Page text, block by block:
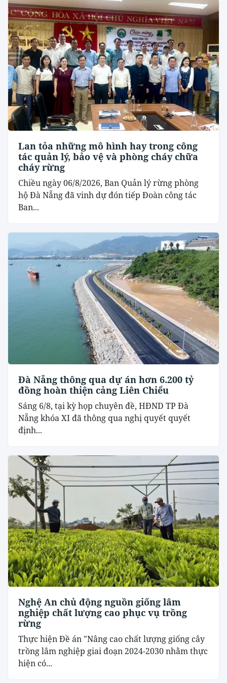
Lan tỏa những mô hình hay trong công
tác quản lý, bảo vệ và phòng cháy chữa
cháy rừng
Chiều ngày 06/8/2026, Ban Quản lý rừng phòng
hộ Đà Nẵng đã vinh dự đón tiếp Đoàn công tác
Ban...
Đà Nẵng thông qua dự án hơn 6.200 tỷ
đồng hoàn thiện cảng Liên Chiểu
Sáng 6/8, tại kỳ họp chuyên đề, HĐND TP Đà
Nẵng khóa XI đã thông qua nghị quyết quyết
định...
Nghệ An chủ động nguồn giống lâm
nghiệp chất lượng cao phục vụ trồng
rừng
Thực hiện Đề án "Nâng cao chất lượng giống cây
trồng lâm nghiệp giai đoạn 2024-2030 nhằm thực
hiện có...